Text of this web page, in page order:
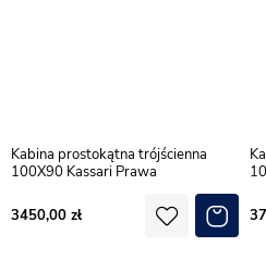
Kabina prostokątna trójścienna
100X90 Kassari Prawa
3450,00
Kabina prostokątna trójścienna